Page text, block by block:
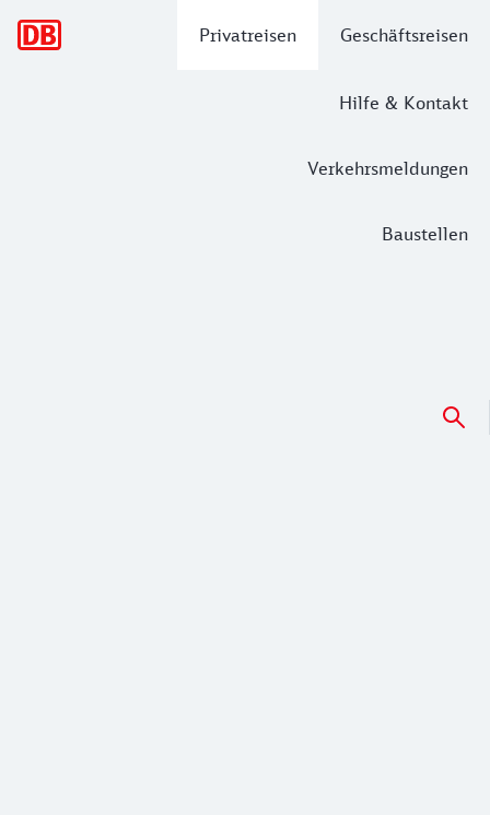
Privatreisen Geschäftsreisen
Hilfe & Kontakt
Verkehrsmeldungen
Baustellen